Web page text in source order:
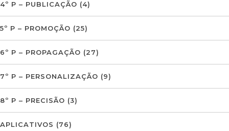
4º P – PUBLICAÇÃO (4)
5º P – PROMOÇÃO (25)
6º P – PROPAGAÇÃO (27)
7º P – PERSONALIZAÇÃO (9)
8º P – PRECISÃO (3)
APLICATIVOS (76)